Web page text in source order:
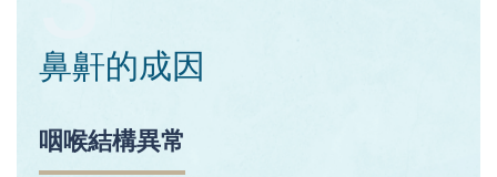
鼻鼾的成因
咽喉結構異常